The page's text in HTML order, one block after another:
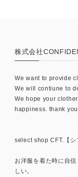
株式会社
We want to provide
We will contiune to
We hope your
happiness. thank you.
select shop CFT.【シ
お洋服を着た時に自
しい。